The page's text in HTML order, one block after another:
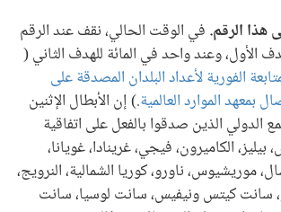
هذا الرقم. في الوقت الحالي، نقف عند الرقم
الفورية لأعداد البلدان المصدقة على
بمعهد الموارد العالمية.) إن الأبطال الإثنين
الدولي الذين صدقوا بالفعل على اتفاقية
الكاميرون، فيجي، غرينادا، غويانا،
موريشيوس، ناورو، كوريا الشمالية، النرويج،
سانت كيتس ونيفيس، سانت لوسيا، سانت